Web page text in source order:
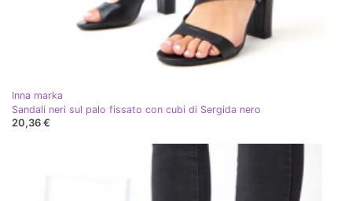
Inna marka
Sandali neri sul palo fissato con cubi di Sergida nero
20,36 €